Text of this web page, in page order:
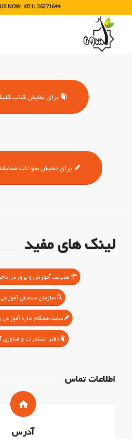
NOW: (031) 36271644
برای نمایش کتاب
برای نمایش سوالات
لینک های مفید
مدیریت آموزش و پرورش ناحیه ۳
سازمان سنجش
سایت همگام اداره
دفتر انتشارات و
اطلاعات تماس
آدرس